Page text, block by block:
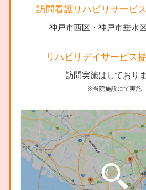
訪問看護リハビリサービ
神戸市西区・神戸市垂水
リハビリデイサービス
訪問実施はしており
※当院施設にて実施